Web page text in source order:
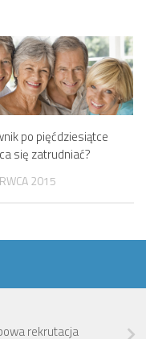
po pięćdziesiątce
się zatrudniać?
2015
rekrutacja